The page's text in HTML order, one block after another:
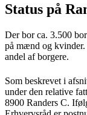
Status på
Der bor ca. 3.500
på mænd og kvinder.
andel af borgere.
Som beskrevet i
under den relative
8900 Randers C.